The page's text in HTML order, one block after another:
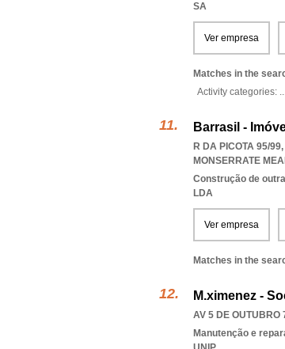
SA
Ver empresa
Matches in the
Activity categories:
Barrasil -
R DA PICOTA 95/
MONSERRATE
Construção de
LDA
Ver empresa
Matches in the
M.ximenez -
AV 5 DE OUTUBRO
Manutenção e